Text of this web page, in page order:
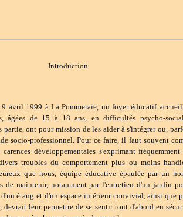
Introduction
avril 1999 à La Pommeraie, un foyer éducatif
âgées de 15 à 18 ans, en difficultés psycho-
partie, ont pour mission de les aider à s'intégrer ou,
socio-professionnel. Pour ce faire, il faut souvent
développementales s'exprimant
troubles du comportement plus ou moins
que nous, équipe éducative épaulée par un
de maintenir, notamment par l'entretien d'un jardin
étang et d'un espace intérieur convivial, ainsi que
devrait leur permettre de se sentir tout d'abord en